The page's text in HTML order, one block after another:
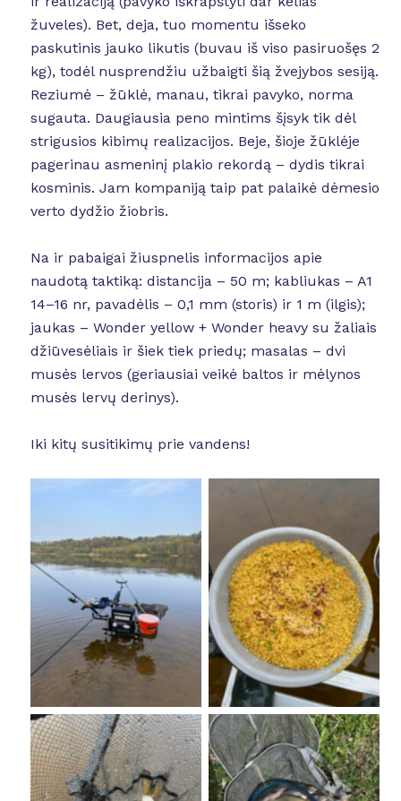
žuveles). Bet, deja, tuo momentu išseko
paskutinis jauko likutis (buvau iš viso pasiruošęs 2
kg), todėl nusprendžiu užbaigti šią žvejybos sesiją.
Reziumė – žūklė, manau, tikrai pavyko, norma
sugauta. Daugiausia peno mintims šįsyk tik dėl
strigusios kibimų realizacijos. Beje, šioje žūklėje
pagerinau asmeninį plakio rekordą – dydis tikrai
kosminis. Jam kompaniją taip pat palaikė dėmesio
verto dydžio žiobris.
Na ir pabaigai žiuspnelis informacijos apie
naudotą taktiką: distancija – 50 m; kabliukas – A1
14–16 nr, pavadėlis – 0,1 mm (storis) ir 1 m (ilgis);
jaukas – Wonder yellow + Wonder heavy su žaliais
džiūvesėliais ir šiek tiek priedų; masalas – dvi
musės lervos (geriausiai veikė baltos ir mėlynos
musės lervų derinys).
Iki kitų susitikimų prie vandens!
No Caption No Caption